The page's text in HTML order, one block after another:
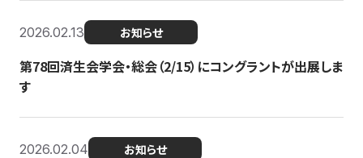
2026.02.13 お知らせ
第78回済生会学会・総会（2/15）にコングラントが出展しま
す
2026.02.04 お知らせ